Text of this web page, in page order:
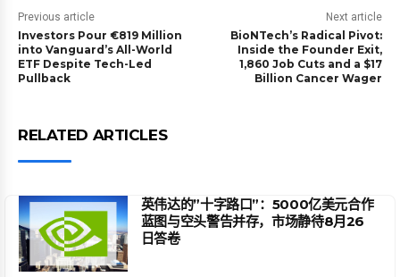
Previous article
Investors Pour €819 Million
into Vanguard’s All-World
ETF Despite Tech-Led
Pullback
Next article
BioNTech’s Radical Pivot:
Inside the Founder Exit,
1,860 Job Cuts and a $17
Billion Cancer Wager
RELATED ARTICLES
英伟达的”十字路口”：5000亿美元合作
蓝图与空头警告并存，市场静待8月26
日答卷